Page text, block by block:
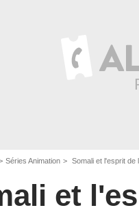
Séries Animation Somali et l'esprit de
et